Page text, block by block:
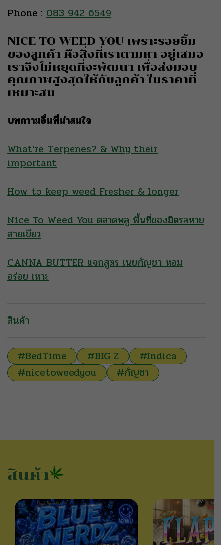
Phone : 083 942 6549
NICE TO WEED YOU เพราะรอยยิ้ม
ของลูกค้า คือสิ่งที่เราตามหา อยู่เสมอ
เราจึงไม่หยุดที่จะพัฒนา เพื่อส่งมอบ
คุณภาพสูงสุดให้กับลูกค้า ในราคาที่
เหมาะสม
บทความอื่นที่น่าสนใจ
What’re Terpenes? & Why their
important
How to keep weed Fresher & longer
Nice To Weed You ตลาดพลู พื้นที่ของมิตรสหาย
สายเขียว
CANNA BUTTER แจกสูตร เนยกัญชา หอม
อร่อย เหาะ
สินค้า
#BedTime #BIG Z
#Indica
#nicetoweedyou
#กัญชา
สินค้า